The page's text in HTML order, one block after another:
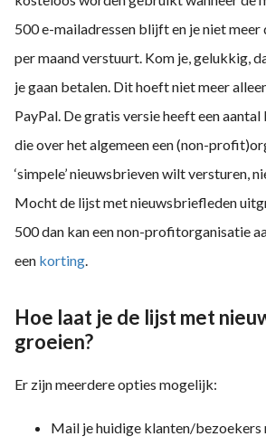
500 e-mailadressen blijft en je niet meer
per maand verstuurt. Kom je, gelukkig,
je gaan betalen. Dit hoeft niet meer
PayPal. De gratis versie heeft een
die over het algemeen een (non-
‘simpele’ nieuwsbrieven wilt versturen,
Mocht de lijst met nieuwsbriefleden
500 dan kan een non-profitorganisatie
een korting
Hoe laat je de lijst met
groeien?
Er zijn meerdere opties mogelijk:
Mail je huidige klanten/bezoekers